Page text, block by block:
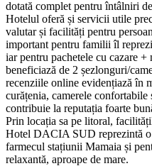
dotată complet pentru întâlniri
Hotelul oferă și servicii utile
valutar și facilități pentru
important pentru familii îl
iar pentru pachetele cu cazare
beneficiază de 2 șezlonguri/
recenziile online evidențiază în
curățenia, camerele confortabile
contribuie la reputația foarte
Prin locația sa pe litoral,
Hotel DACIA SUD reprezintă o
farmecul stațiunii Mamaia și
relaxantă, aproape de mare.